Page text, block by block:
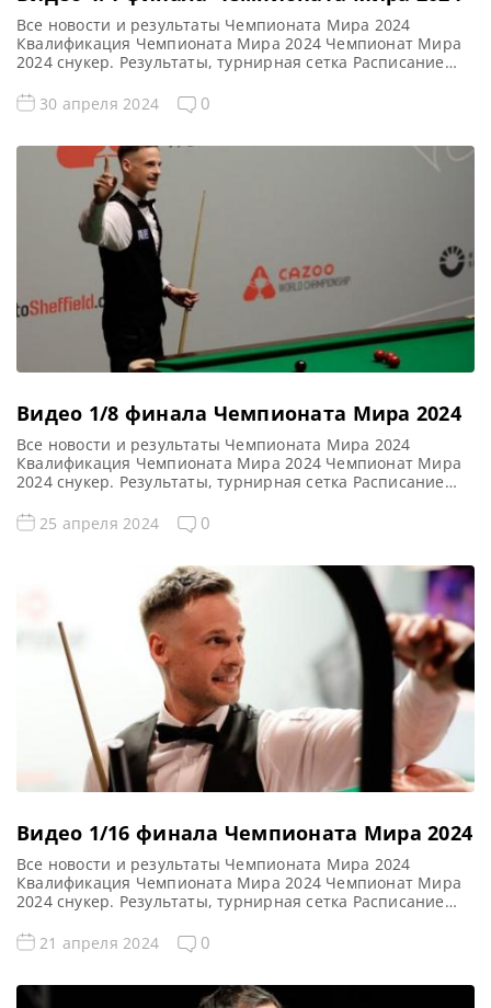
Все новости и результаты Чемпионата Мира 2024
Квалификация Чемпионата Мира 2024 Чемпионат Мира
2024 снукер. Результаты, турнирная сетка Расписание
опросы Чемпионат Мира 2024 Видео Чемпионата Мира
2024 Видео повторы матчей Чемпионата Мира 2024,
1/4 финала рейтингового турнира по снукеру World […]
30 апреля 2024 0
Видео 1/8 финала Чемпионата Мира 2024
Все новости и результаты Чемпионата Мира 2024
Квалификация Чемпионата Мира 2024 Чемпионат Мира
2024 снукер. Результаты, турнирная сетка Расписание
опросы Чемпионат Мира 2024 Видео Чемпионата Мира
2024 Видео повторы матчей Чемпионата Мира 2024,
1/8 финала рейтингового турнира по снукеру World […]
25 апреля 2024 0
Видео 1/16 финала Чемпионата Мира 2024
Все новости и результаты Чемпионата Мира 2024
Квалификация Чемпионата Мира 2024 Чемпионат Мира
2024 снукер. Результаты, турнирная сетка Расписание
Мира 2024 Видео повторы матчей Чемпионата Мира
2024, снукер — 1/16 финала. Если не смогли посмотреть
World Championship 2024 (Чемпионат мира) в прямом […]
21 апреля 2024 0